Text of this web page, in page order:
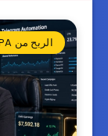
الربح من CPA